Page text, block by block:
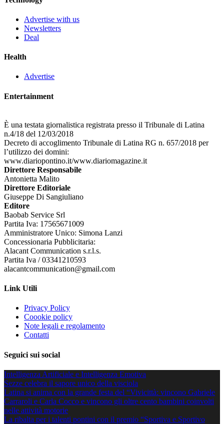
Advertise with us
Newsletters
Deal
Health
Advertise
Entertainment
È una testata giornalistica registrata presso il Tribunale di Latina
n.4/18 del 12/03/2018
Decreto di accoglimento Tribunale di Latina RG n. 657/2018 per
l’utilizzo dei domini:
www.diariopontino.it/www.diariomagazine.it
Direttore Responsabile
Antonietta Malito
Direttore Editoriale
Giuseppe Di Sangiuliano
Editore
Baobab Service Srl
Partita Iva: 17565671009
Amministratore Unico: Simona Lanzi
Concessionaria Pubblicitaria:
Alacant Communication s.r.l.s.
Partita Iva / 03341210593
alacantcommunication@gmail.com
Link Utili
Privacy Policy
Coookie policy
Note legali e regolamento
Contatti
Seguici sui social
Intelligenza Artificiale e Intelligenza Emotiva
Sezze celebra il sapore unico della visciola
Latina si anima con la grande festa del “Vivicittà: vincono Gabriele
Carraroli e Carla Cocco e vincono gli oltre cento bambini coinvolti
nelle attività motorie
La ribalta per i talenti pontini con il premio “Sportiva e Sportivo